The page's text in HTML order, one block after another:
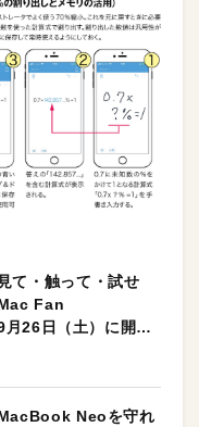
て・触って・試せ
Fan
26日（土）に開催
Neoを守れ